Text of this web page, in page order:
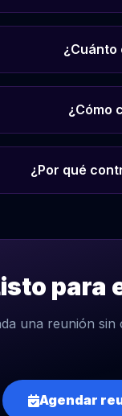
¿Cuánto
¿Cómo
¿Por qué
para
una reunión
Agendar